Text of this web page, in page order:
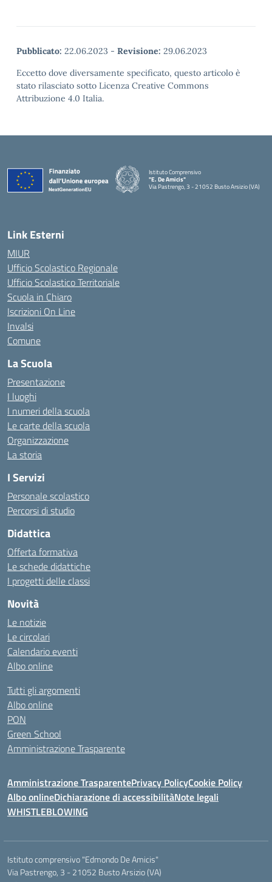
Pubblicato: 22.06.2023 - Revisione: 29.06.2023
Eccetto dove diversamente specificato, questo articolo è
stato rilasciato sotto Licenza Creative Commons
Attribuzione 4.0 Italia.
Istituto Comprensivo
"E. De Amicis"
Via Pastrengo, 3 - 21052 Busto Arsizio (VA)
Link Esterni
MIUR
Ufficio Scolastico Regionale
Ufficio Scolastico Territoriale
Scuola in Chiaro
Iscrizioni On Line
Invalsi
Comune
La Scuola
Presentazione
I luoghi
I numeri della scuola
Le carte della scuola
Organizzazione
La storia
I Servizi
Personale scolastico
Percorsi di studio
Didattica
Offerta formativa
Le schede didattiche
I progetti delle classi
Novità
Le notizie
Le circolari
Calendario eventi
Albo online
Tutti gli argomenti
Albo online
PON
Green School
Amministrazione Trasparente
Amministrazione TrasparentePrivacy PolicyCookie Policy
Albo onlineDichiarazione di accessibilitàNote legali
WHISTLEBLOWING
Istituto comprensivo "Edmondo De Amicis"
Via Pastrengo, 3 - 21052 Busto Arsizio (VA)